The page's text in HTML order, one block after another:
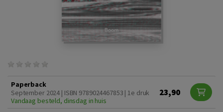
Paperback
September 2024 | ISBN 9789024467853 | 1e druk
Vandaag besteld, dinsdag in huis
23,90